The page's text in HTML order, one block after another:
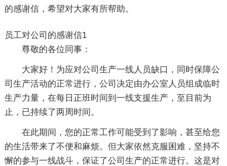
的感谢信，希望对大家有所帮助。
员工对公司的感谢信1
尊敬的各位同事：
大家好！为应对公司生产一线人员缺口，同时保障公
司生产活动的正常进行，公司决定由办公室人员组成临时
生产力量，在每日正班时间到一线支援生产，至目前为
止，已持续了两周时间。
在此期间，您的正常工作可能受到了影响，甚至给您
的生活带来了不便和麻烦。但大家依然克服困难，坚持不
懈的参与一线战斗，保证了公司生产的正常进行。这是对